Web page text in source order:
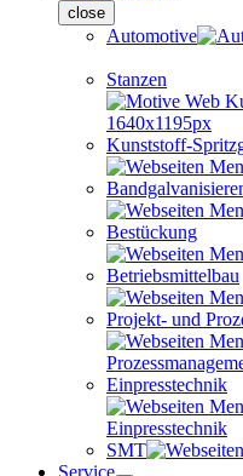
close
Automotive
Stanzen
Kunststoff-
Bestückung
Betriebsmittelbau
Projekt- und
Einpresstechnik
SMT
Service